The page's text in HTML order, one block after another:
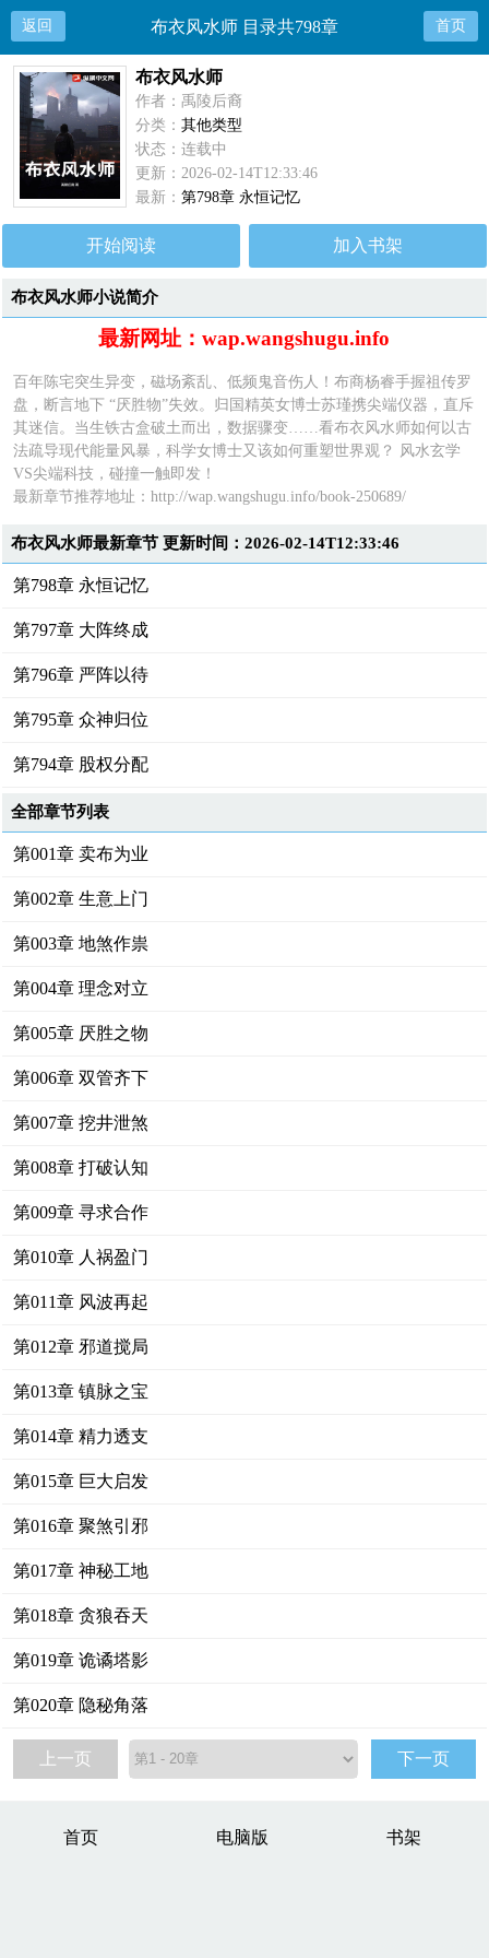
返回 布衣风水师 目录共798章 首页
布衣风水师
作者：禹陵后裔
分类：其他类型
状态：连载中
更新：2026-02-14T12:33:46
最新：第798章 永恒记忆
开始阅读 加入书架
布衣风水师小说简介
最新网址：wap.wangshugu.info
百年陈宅突生异变，磁场紊乱、低频鬼音伤人！布商杨睿手握祖传罗
盘，断言地下 “厌胜物”失效。归国精英女博士苏瑾携尖端仪器，直斥
其迷信。当生铁古盒破土而出，数据骤变……看布衣风水师如何以古
法疏导现代能量风暴，科学女博士又该如何重塑世界观？ 风水玄学
VS尖端科技，碰撞一触即发！
最新章节推荐地址：http://wap.wangshugu.info/book-250689/
布衣风水师最新章节 更新时间：2026-02-14T12:33:46
第798章 永恒记忆
第797章 大阵终成
第796章 严阵以待
第795章 众神归位
第794章 股权分配
全部章节列表
第001章 卖布为业
第002章 生意上门
第003章 地煞作祟
第004章 理念对立
第005章 厌胜之物
第006章 双管齐下
第007章 挖井泄煞
第008章 打破认知
第009章 寻求合作
第010章 人祸盈门
第011章 风波再起
第012章 邪道搅局
第013章 镇脉之宝
第014章 精力透支
第015章 巨大启发
第016章 聚煞引邪
第017章 神秘工地
第018章 贪狼吞天
第019章 诡谲塔影
第020章 隐秘角落
上一页 下一页
首页 电脑版 书架